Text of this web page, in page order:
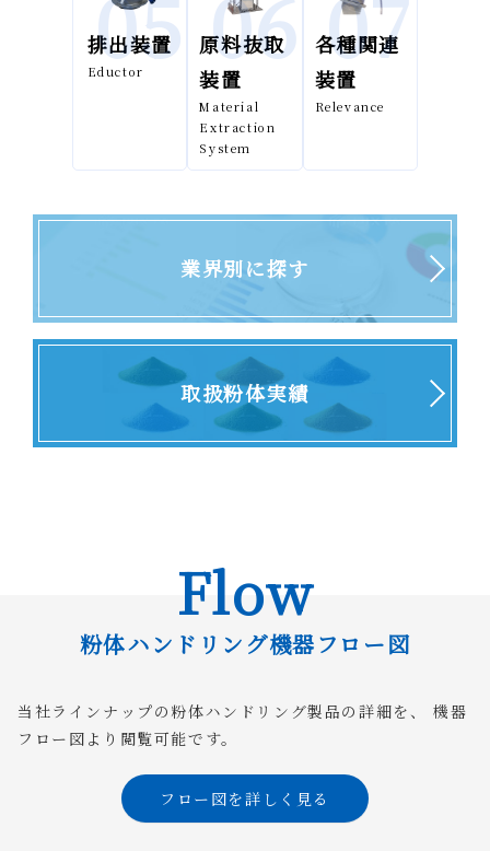
05
排出装置
Eductor 06
原料抜取
装置
Material
Extraction
System
07
各種関連
装置
Relevance
業界別に探す
取扱粉体実績
Flow
粉体ハンドリング機器フロー図
当社ラインナップの粉体ハンドリング製品の詳細を、
機器
フロー図より閲覧可能です。
フロー図を詳しく見る